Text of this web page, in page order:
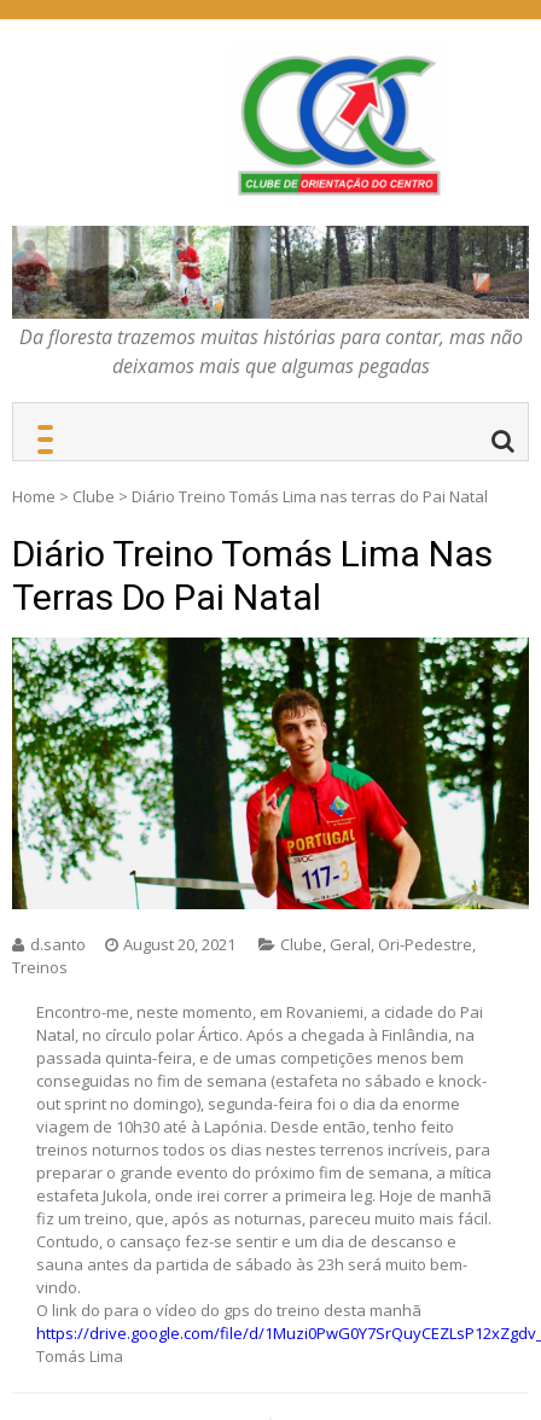
COC – CLUBE DE
ORIENTAÇÃO DO
CENTRO
Da floresta trazemos
muitas histórias para
contar, mas não deixamos
mais que algumas
pegadas
Da floresta trazemos muitas histórias para contar, mas não
deixamos mais que algumas pegadas
Home > Clube > Diário Treino Tomás Lima nas terras do Pai Natal
Diário Treino Tomás Lima Nas
Terras Do Pai Natal
d.santo August 20, 2021 Clube, Geral, Ori-Pedestre,
Treinos
Encontro-me, neste momento, em Rovaniemi, a cidade do Pai
Natal, no círculo polar Ártico. Após a chegada à Finlândia, na
passada quinta-feira, e de umas competições menos bem
conseguidas no fim de semana (estafeta no sábado e knock-
out sprint no domingo), segunda-feira foi o dia da enorme
viagem de 10h30 até à Lapónia. Desde então, tenho feito
treinos noturnos todos os dias nestes terrenos incríveis, para
preparar o grande evento do próximo fim de semana, a mítica
estafeta Jukola, onde irei correr a primeira leg. Hoje de manhã
fiz um treino, que, após as noturnas, pareceu muito mais fácil.
Contudo, o cansaço fez-se sentir e um dia de descanso e
sauna antes da partida de sábado às 23h será muito bem-
vindo.
O link do para o vídeo do gps do treino desta manhã
https://drive.google.com/file/d/
Tomás Lima